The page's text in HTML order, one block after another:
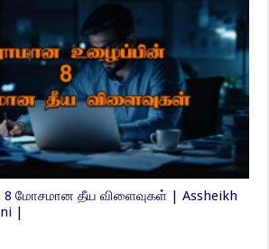
மோசமான தீய விளைவுகள் | Assheikh
|